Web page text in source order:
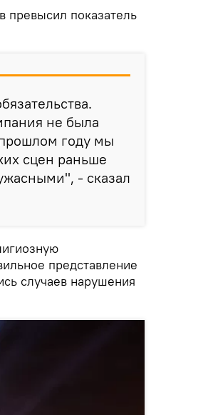
показатель
не была
году мы
сцен раньше
- сказал
представление
случаев нарушения